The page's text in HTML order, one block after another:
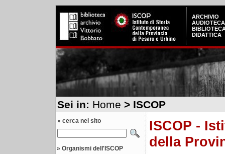
ARCHIVIO
AUDIOTECA
DIDATTICA
Sei in: Home > ISCOP
» cerca nel sito
» Organismi dell'ISCOP
ISCOP -
della